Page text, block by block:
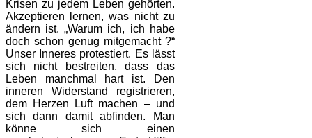
Krisen zu jedem Leben gehörten.
Akzeptieren lernen, was nicht zu
ändern ist. „Warum ich, ich habe
doch schon genug mitgemacht ?“
Unser Inneres protestiert. Es lässt
sich nicht bestreiten, dass das
Leben manchmal hart ist. Den
inneren Widerstand registrieren,
dem Herzen Luft machen – und
sich dann damit abfinden. Man
könne sich einen